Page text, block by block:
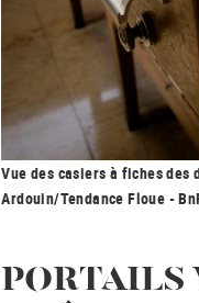
Vue des casiers à fiches
Ardouin/Tendance Floue -
PORTAILS